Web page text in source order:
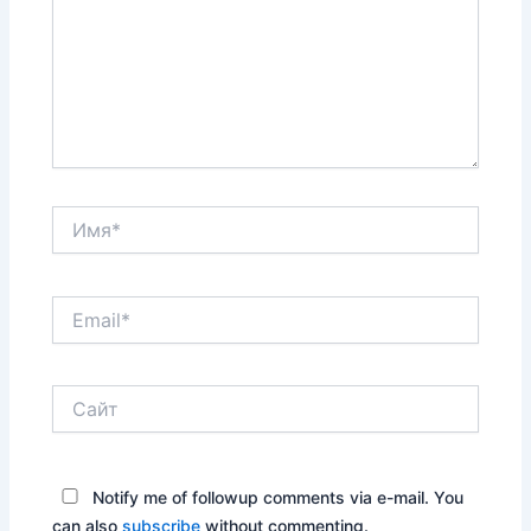
Notify me of followup comments via e-mail. You
can alsosubscribe without commenting.